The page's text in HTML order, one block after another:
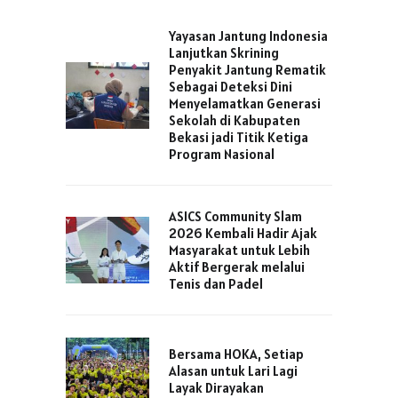
Yayasan Jantung Indonesia
Lanjutkan Skrining
Penyakit Jantung Rematik
Sebagai Deteksi Dini
Menyelamatkan Generasi
Sekolah di Kabupaten
Bekasi jadi Titik Ketiga
Program Nasional
ASICS Community Slam
2026 Kembali Hadir Ajak
Masyarakat untuk Lebih
Aktif Bergerak melalui
Tenis dan Padel
Bersama HOKA, Setiap
Alasan untuk Lari Lagi
Layak Dirayakan